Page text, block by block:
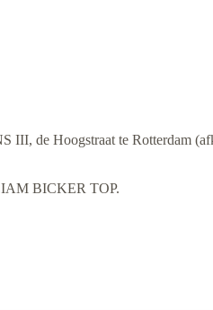
de Hoogstraat te Rotterdam
BICKER TOP.